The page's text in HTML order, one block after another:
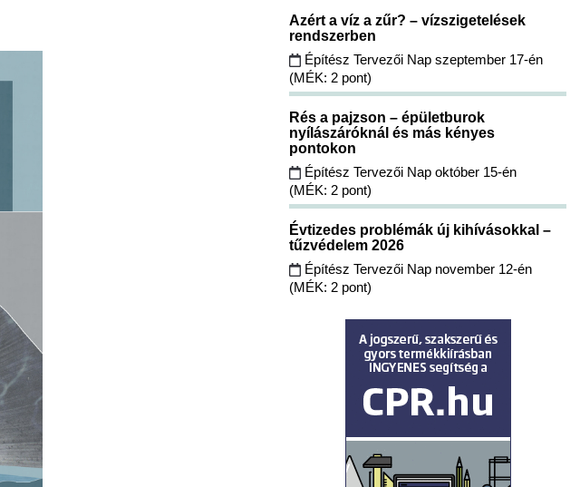
Azért a víz a zűr? – vízszigetelések
rendszerben
Építész Tervezői Nap szeptember 17-én
(MÉK: 2 pont)
Rés a pajzson – épületburok
nyílászáróknál és más kényes
pontokon
Építész Tervezői Nap október 15-én
(MÉK: 2 pont)
Évtizedes problémák új kihívásokkal –
tűzvédelem 2026
Építész Tervezői Nap november 12-én
(MÉK: 2 pont)